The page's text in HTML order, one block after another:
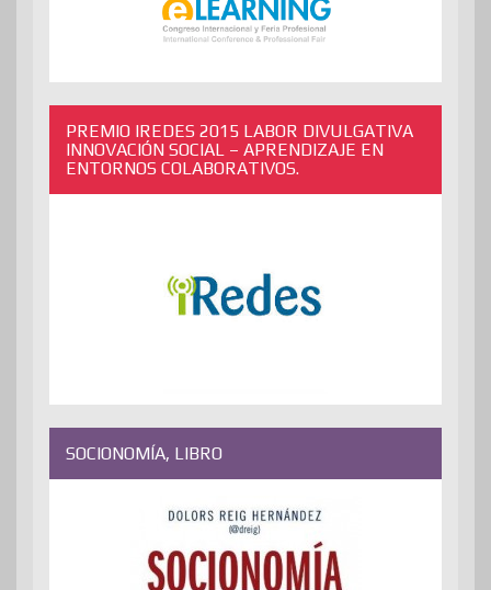
PREMIO IREDES 2015 LABOR DIVULGATIVA
INNOVACIÓN SOCIAL – APRENDIZAJE EN
ENTORNOS COLABORATIVOS.
SOCIONOMÍA, LIBRO